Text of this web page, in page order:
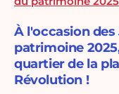
À l'occasion
patrimoine
quartier de la
Révolution !